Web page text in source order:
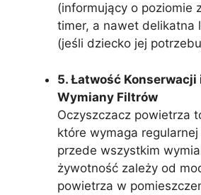
(informujący o poziomie
timer, a nawet delikatna
(jeśli dziecko jej
5. Łatwość Konserwacji
Wymiany Filtrów
Oczyszczacz powietrza
które wymaga
przede wszystkim
żywotność zależy od
powietrza w